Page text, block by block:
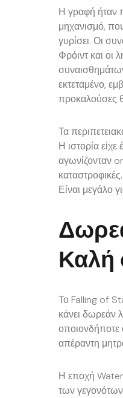
Η γραφή ήταν
μηχανισμό,
γυρίσει. Οι
Φρόιντ και οι
εκτεταμένο,
προκαλούσες
Τα
Η ιστορία
αγωνίζονταν
Είναι μεγάλο
Καλή
Το Falling of
κάνει δωρεάν
οποιονδήποτε
απέραντη
Η εποχή
των